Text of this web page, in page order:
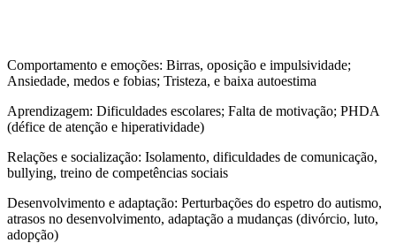
Comportamento e emoções: Birras, oposição e impulsividade;
Ansiedade, medos e fobias; Tristeza, e baixa autoestima
Aprendizagem: Dificuldades escolares; Falta de motivação; PHDA
(défice de atenção e hiperatividade)
Relações e socialização: Isolamento, dificuldades de comunicação,
bullying, treino de competências sociais
Desenvolvimento e adaptação: Perturbações do espetro do autismo,
atrasos no desenvolvimento, adaptação a mudanças (divórcio, luto,
adopção)